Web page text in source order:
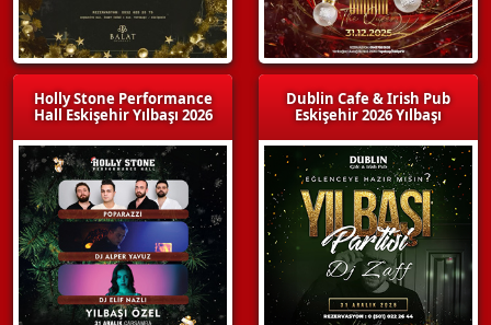
Holly Stone Performance
Hall Eskişehir Yılbaşı 2026
Dublin Cafe & Irish Pub
Eskişehir 2026 Yılbaşı